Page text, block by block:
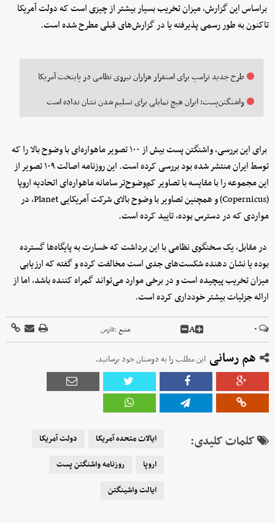
براساس این گزارش، میزان تخریب بسیار بیشتر از چیزی است که دولت آمریکا
تاکنون به‌ طور رسمی پذیرفته یا در گزارش‌های قبلی مطرح شده است.
طرح جدید ترامپ برای استقرار هزاران نیروی نظامی در پایتخت آمریکا
واشنگتن‌پست: ایران هیچ تمایلی برای تسلیم شدن نشان نداده است
برای این بررسی، واشنگتن‌ پست بیش از ۱۰۰ تصویر ماهواره‌ای با وضوح بالا را که
توسط ایران منتشر شده بود بررسی کرده است. این روزنامه اصالت ۱۰۹ تصویر از
این مجموعه را با مقایسه با تصاویر کم‌وضوح‌تر سامانه ماهواره‌ای اتحادیه اروپا
(Copernicus) و همچنین تصاویر با وضوح بالای شرکت آمریکایی Planet، در
مواردی که در دسترس بوده، تایید کرده است.
در مقابل، یک سخنگوی نظامی با این برداشت که خسارت به پایگاه‌ها گسترده
بوده یا نشان‌ دهنده شکست‌های جدی است مخالفت کرده و گفته که ارزیابی
میزان تخریب پیچیده است و در برخی موارد می‌تواند گمراه‌ کننده باشد، اما از
ارائه جزئیات بیشتر خودداری کرده است.
۰ A منبع :فارس
هم رسانی این مطلب را به دوستان خود برسانید.
کلمات کلیدی: ایالات متحده آمریکا
دولت آمریکا
اروپا
روزنامه واشنگتن پست
ایالت واشینگتن